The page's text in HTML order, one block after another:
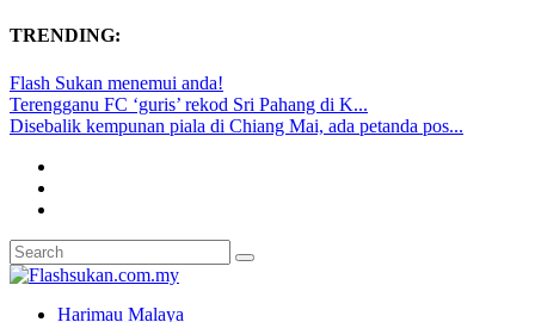
TRENDING:
Flash Sukan menemui anda!
Terengganu FC ‘guris’ rekod Sri Pahang di K...
Disebalik kempunan piala di Chiang Mai, ada petanda pos...
Harimau Malaya